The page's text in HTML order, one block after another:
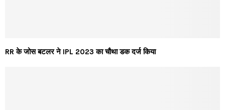
RR के जोस बटलर ने IPL 2023 का चौथा डक दर्ज किया